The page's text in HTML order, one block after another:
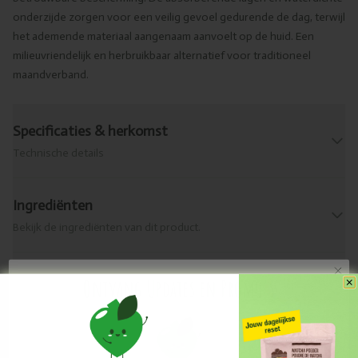
onderzijde zorgen voor een veilig gevoel gedurende de dag, terwijl
het ademende materiaal aangenaam aanvoelt op de huid. Een
milieuvriendelijk en herbruikbaar alternatief voor traditioneel
maandverband.
Specificaties & herkomst
Ingrediënten
Allergenen
Levering & retour
Ontvang Updates en Promo's